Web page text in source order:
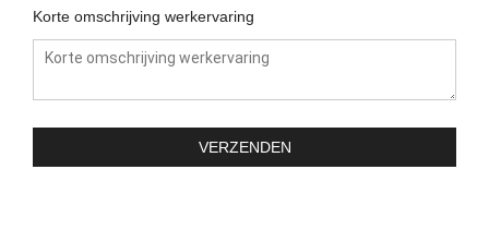
Korte omschrijving werkervaring
VERZENDEN